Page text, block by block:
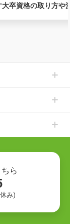
ページトップ
大卒資格の取り方や
ら
み)